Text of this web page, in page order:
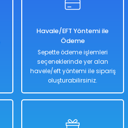
Havale/EFT Yöntemi ile
Ödeme
Sepette ödeme işlemleri
seçeneklerinde yer alan
havele/eft yöntemi ile sipariş
oluşturabilirsiniz.